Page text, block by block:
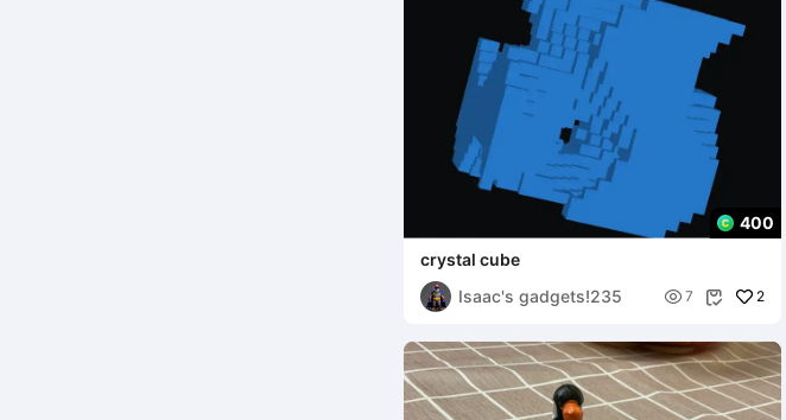
400
crystal cube
Isaac's gadgets!235
 7  2